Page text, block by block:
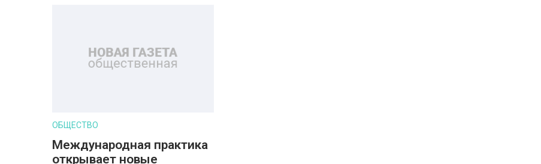
ОБЩЕСТВО
Международная практика
открывает новые